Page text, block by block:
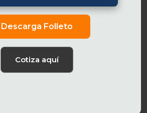
Descarga Folleto
Cotiza aquí